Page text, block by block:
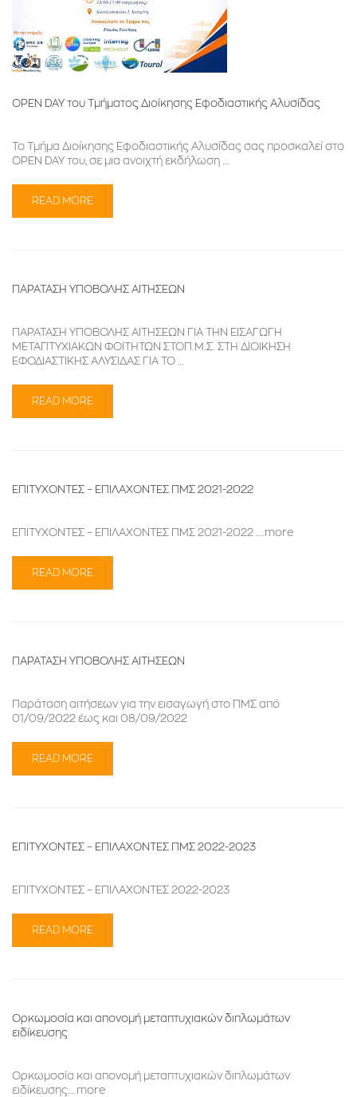
OPEN DAY του Τμήματος Διοίκησης Εφοδιαστικής Αλυσίδας
Το Τμήμα Διοίκησης Εφοδιαστικής Αλυσίδας σας προσκαλεί στο
OPEN DAY του, σε μια ανοιχτή εκδήλωση …
READ MORE
ΠΑΡΑΤΑΣΗ ΥΠΟΒΟΛΗΣ ΑΙΤΗΣΕΩΝ
ΠΑΡΑΤΑΣΗ ΥΠΟΒΟΛΗΣ ΑΙΤΗΣΕΩΝ ΓΙΑ ΤΗΝ ΕΙΣΑΓΩΓΗ
ΜΕΤΑΠΤΥΧΙΑΚΩΝ ΦΟΙΤΗΤΩΝ ΣΤΟΠ.Μ.Σ. ΣΤΗ ΔΙΟΙΚΗΣΗ
ΕΦΟΔΙΑΣΤΙΚΗΣ ΑΛΥΣΙΔΑΣ ΓΙΑ ΤΟ …
READ MORE
ΕΠΙΤΥΧΟΝΤΕΣ – ΕΠΙΛΑΧΟΝΤΕΣ ΠΜΣ 2021-2022
ΕΠΙΤΥΧΟΝΤΕΣ – ΕΠΙΛΑΧΟΝΤΕΣ ΠΜΣ 2021-2022 ….more
READ MORE
ΠΑΡΑΤΑΣΗ ΥΠΟΒΟΛΗΣ ΑΙΤΗΣΕΩΝ
Παράταση αιτήσεων για την εισαγωγή στο ΠΜΣ από
01/09/2022 έως και 08/09/2022
READ MORE
ΕΠΙΤΥΧΟΝΤΕΣ – ΕΠΙΛΑΧΟΝΤΕΣ ΠΜΣ 2022-2023
ΕΠΙΤΥΧΟΝΤΕΣ – ΕΠΙΛΑΧΟΝΤΕΣ 2022-2023
READ MORE
Ορκωμοσία και απονομή μεταπτυχιακών διπλωμάτων
ειδίκευσης
Ορκωμοσία και απονομή μεταπτυχιακών διπλωμάτων
ειδίκευσης….more